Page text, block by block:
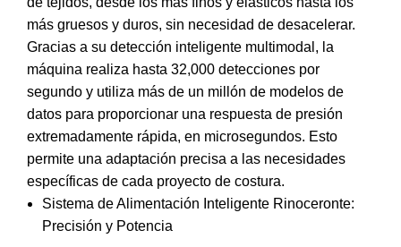
más gruesos y duros, sin necesidad de desacelerar.
Gracias a su detección inteligente multimodal, la
máquina realiza hasta 32,000 detecciones por
segundo y utiliza más de un millón de modelos de
datos para proporcionar una respuesta de presión
extremadamente rápida, en microsegundos. Esto
permite una adaptación precisa a las necesidades
específicas de cada proyecto de costura.
Sistema de Alimentación Inteligente Rinoceronte:
Precisión y Potencia